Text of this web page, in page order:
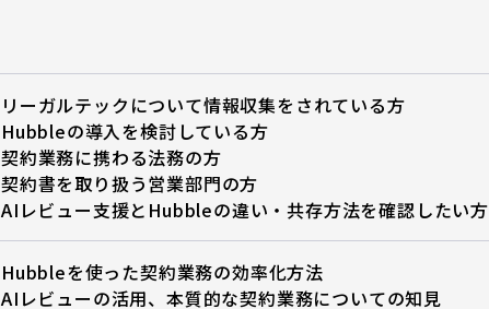
リーガルテックについて情報収集をされている方
Hubbleの導入を検討している方
契約業務に携わる法務の方
契約書を取り扱う営業部門の方
AIレビュー支援とHubbleの違い・共存方法を確認したい方
Hubbleを使った契約業務の効率化方法
AIレビューの活用、本質的な契約業務についての知見